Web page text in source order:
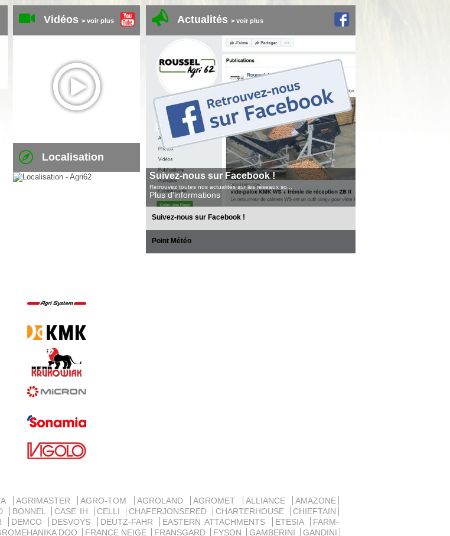
Vidéos > voir plus
Localisation
Actualités > voir plus
Suivez-nous sur Facebook !
Retrouvez toutes nos actualités sur les réseaux so...
Plus d'informations
Suivez-nous sur Facebook !
Point Météo
AGRIMASTER AGRO-TOM AGROLAND AGROMET ALLIANCE
AMAZONE
BONNEL CASE IH CELLI CHAFERJONSERED CHARTERHOUSE
CHIEFTAIN
DEMCO DESVOYS DEUTZ-FAHR EASTERN ATTACHMENTS ETESIA
FARM-
DOO FRANCE NEIGE FRANSGARD FYSON GAMBERINI GANDINI